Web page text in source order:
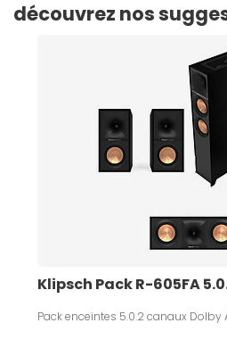
découvrez nos
Klipsch Pack R-605FA
Pack enceintes 5.0.2 canaux Dolby